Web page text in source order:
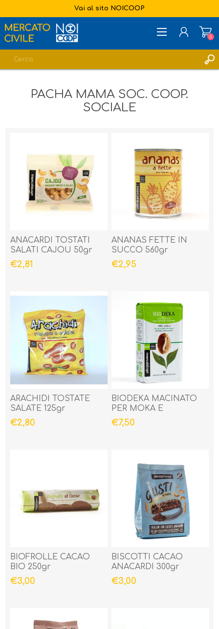
Vai al sito NOICOOP
ACCESSO
0
PACHA MAMA SOC. COOP.
SOCIALE
ANACARDI TOSTATI
SALATI CAJOU 50gr
€2,81
ANANAS FETTE IN
SUCCO 560gr
€2,95
ARACHIDI TOSTATE
SALATE 125gr
€2,80
BIODEKA MACINATO
PER MOKA E
ESPRESSO BIO 250gr
€7,50
BIOFROLLE CACAO
BIO 250gr
€3,00
BISCOTTI CACAO
ANACARDI 300gr
€3,00